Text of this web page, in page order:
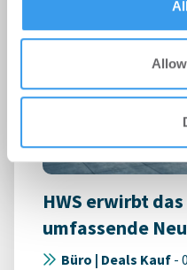
HWS erwirbt
umfassende
Büro | Deals Kauf -